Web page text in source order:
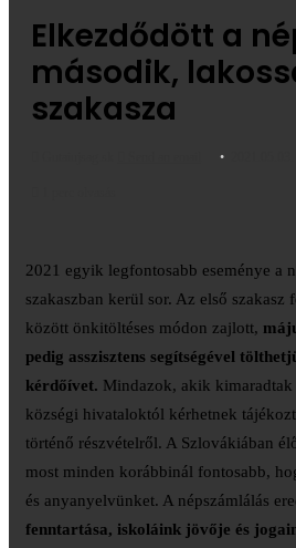
Elkezdődött a
második,
szakasza
2021 egyik legfontosabb eseménye a
szakaszban kerül sor. Az első szakasz
között önkitöltéses módon zajlott,
pedig asszisztens segítségével
kérdőívet. Mindazok, akik
községi hivataloktól kérhetnek
történő részvételről. A Szlovákiában
most minden korábbinál fontosabb,
és anyanyelvünket. A népszámlálás
fenntartása, iskoláink jövője és